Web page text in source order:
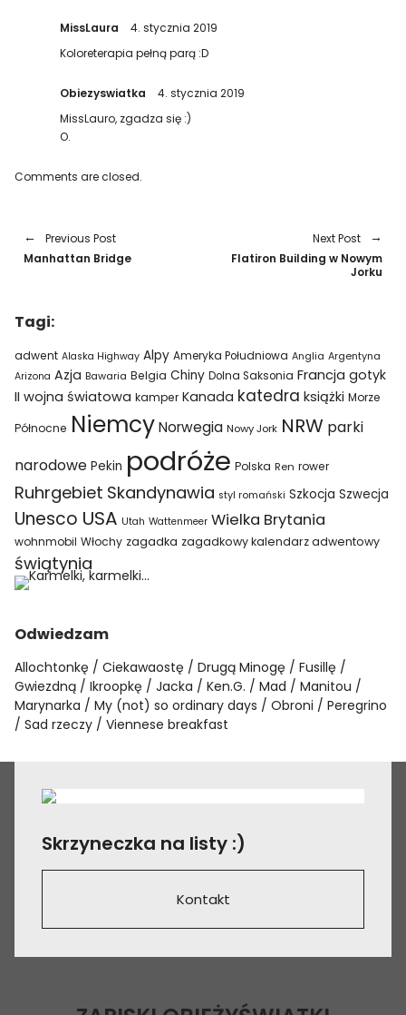
MissLaura
4. stycznia 2019
Koloreterapia pełną parą :D
Obiezyswiatka
4. stycznia 2019
MissLauro, zgadza się :)
O.
Comments are closed.
Previous Post
Manhattan Bridge
Next Post
Flatiron Building w Nowym
Jorku
Tagi:
adwent Alaska Highway Alpy Ameryka Południowa Anglia Argentyna
Arizona Azja Bawaria Belgia Chiny Dolna Saksonia Francja gotyk
II wojna światowa kamper Kanada katedra książki Morze
Północne Niemcy Norwegia Nowy Jork NRW parki
narodowe Pekin podróże Polska Ren rower
Ruhrgebiet Skandynawia styl romański Szkocja Szwecja
Unesco USA Utah Wattenmeer Wielka Brytania
wohnmobil Włochy zagadka zagadkowy kalendarz adwentowy
świątynia
Odwiedzam
Allochtonkę Ciekawaostę Drugą Minogę
Fusillę
Gwiezdną
Ikroopkę Jacka Ken.G. Mad
Manitou
Marynarka
My (not) so ordinary days Obroni
Peregrino
Sad rzeczy
Viennese breakfast
Skrzyneczka na listy :)
Kontakt